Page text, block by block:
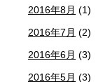
2016年8月 (1)
2016年7月 (2)
2016年6月 (3)
2016年5月 (3)